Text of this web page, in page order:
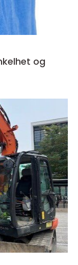
og